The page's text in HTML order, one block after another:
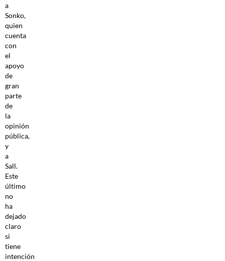
a
Sonko,
quien
cuenta
con
el
apoyo
de
gran
parte
de
la
opinión
pública,
y
a
Sall.
Este
último
no
ha
dejado
claro
si
tiene
intención